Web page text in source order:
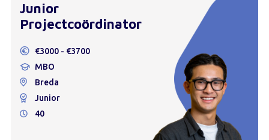
Junior
Projectcoördinator
€3000 - €3700
MBO
Breda
Junior
40